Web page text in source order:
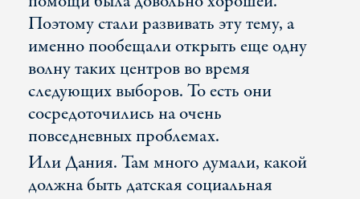
Поэтому стали развивать эту тему, а
именно пообещали открыть еще одну
волну таких центров во время
следующих выборов. То есть они
сосредоточились на очень
повседневных проблемах.
Или Дания. Там много думали, какой
должна быть датская социальная